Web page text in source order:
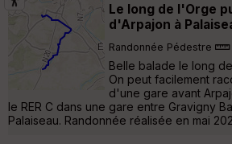
Le long de l'Orge
d'Arpajon à
Randonnée Pédestre
Belle balade le long
On peut facilement
d'une gare avant
le RER C dans une gare entre Gravigny
Palaiseau. Randonnée réalisée en mai